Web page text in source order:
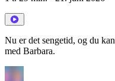
Nu er det sengetid, og du
med Barbara.